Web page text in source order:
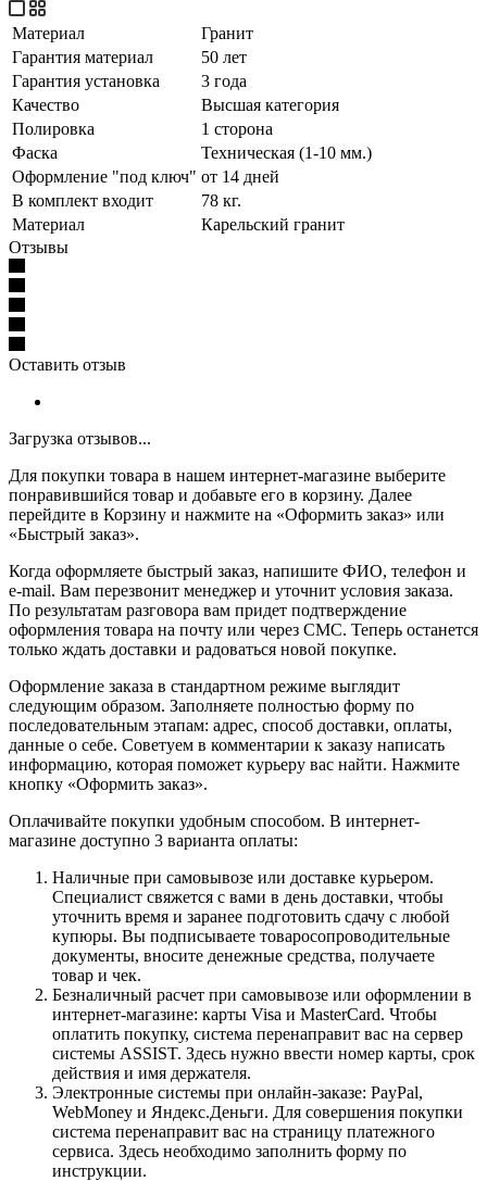
Материал
Гранит
Гарантия материал
50 лет
Гарантия установка
3 года
Качество
Высшая категория
Полировка
1 сторона
Фаска
Техническая (1-10 мм.)
Оформление "под ключ" от 14 дней
В комплект входит
78 кг.
Материал
Карельский гранит
Отзывы
Оставить отзыв
Загрузка отзывов...
Для покупки товара в нашем интернет-магазине выберите
понравившийся товар и добавьте его в корзину. Далее
перейдите в Корзину и нажмите на «Оформить заказ» или
«Быстрый заказ».
Когда оформляете быстрый заказ, напишите ФИО, телефон и
e-mail. Вам перезвонит менеджер и уточнит условия заказа.
По результатам разговора вам придет подтверждение
оформления товара на почту или через СМС. Теперь останется
только ждать доставки и радоваться новой покупке.
Оформление заказа в стандартном режиме выглядит
следующим образом. Заполняете полностью форму по
последовательным этапам: адрес, способ доставки, оплаты,
данные о себе. Советуем в комментарии к заказу написать
информацию, которая поможет курьеру вас найти. Нажмите
кнопку «Оформить заказ».
Оплачивайте покупки удобным способом. В интернет-
магазине доступно 3 варианта оплаты:
Наличные при самовывозе или доставке курьером.
Специалист свяжется с вами в день доставки, чтобы
уточнить время и заранее подготовить сдачу с любой
купюры. Вы подписываете товаросопроводительные
документы, вносите денежные средства, получаете
товар и чек.
Безналичный расчет при самовывозе или оформлении в
интернет-магазине: карты Visa и MasterCard. Чтобы
оплатить покупку, система перенаправит вас на сервер
системы ASSIST. Здесь нужно ввести номер карты, срок
действия и имя держателя.
Электронные системы при онлайн-заказе: PayPal,
WebMoney и Яндекс.Деньги. Для совершения покупки
система перенаправит вас на страницу платежного
сервиса. Здесь необходимо заполнить форму по
инструкции.